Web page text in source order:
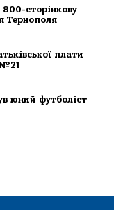
сторінкову
Тернополя
плати
№21
юний футболіст